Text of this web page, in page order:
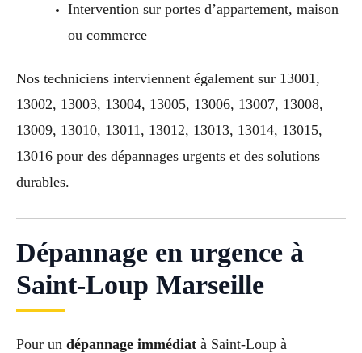
Intervention sur portes d’appartement, maison
ou commerce
Nos techniciens interviennent également sur 13001,
13002, 13003, 13004, 13005, 13006, 13007, 13008,
13009, 13010, 13011, 13012, 13013, 13014, 13015,
13016 pour des dépannages urgents et des solutions
durables.
Dépannage en urgence à
Saint-Loup Marseille
Pour un dépannage immédiat à Saint-Loup à